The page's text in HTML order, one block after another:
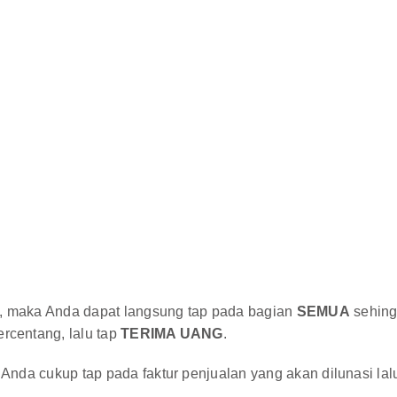
Anda dapat langsung tap pada bagian SEMUA
lalu tapTERIMA UANG.
cukup tap pada faktur penjualan yang akan dilunasi